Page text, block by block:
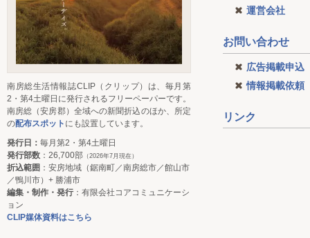
運営会社
お問い合わせ
広告掲載申込
情報掲載依頼
リンク
南房総生活情報誌CLIP（クリップ）は、毎月第
2・第4土曜日に発行されるフリーペーパーです。
南房総（安房郡）全域への新聞折込のほか、所定
の配布スポット にも設置しています。
発行日： 毎月第2・第4土曜日
発行部数 ：26,700部 （2026年7月現在）
折込範囲 ：安房地域（鋸南町／南房総市／館山市
／鴨川市）+ 勝浦市
編集・制作・発行：有限会社コアコミュニケーシ
ョン
CLIP媒体資料はこちら